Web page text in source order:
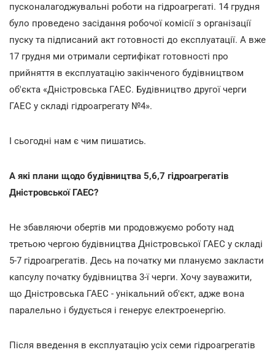
пусконалагоджувальні роботи на гідроагрегаті. 14 грудня
було проведено засідання робочої комісії з організації
пуску та підписаний акт готовності до експлуатації. А вже
17 грудня ми отримали сертифікат готовності про
прийняття в експлуатацію закінченого будівництвом
об'єкта «Дністровська ГАЕС. Будівництво другої черги
ГАЕС у складі гідроагрегату №4».
І сьогодні нам є чим пишатись.
А які плани щодо будівництва 5,6,7 гідроагрегатів
Дністровської ГАЕС?
Не збавляючи обертів ми продовжуємо роботу над
третьою чергою будівництва Дністровської ГАЕС у складі
5-7 гідроагрегатів. Десь на початку ми плануємо закласти
капсулу початку будівництва 3-ї черги. Хочу зауважити,
що Дністровська ГАЕС - унікальний об'єкт, адже вона
паралельно і будується і генерує електроенергію.
Після введення в експлуатацію усіх семи гідроагрегатів